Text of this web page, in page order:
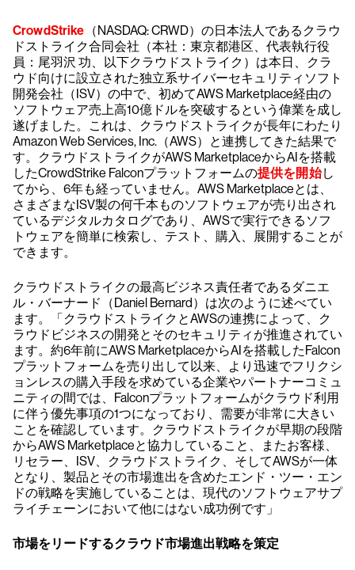
CrowdStrike （NASDAQ: CRWD）の日本法人であるクラウ
ドストライク合同会社（本社：東京都港区、代表執行役
員：尾羽沢 功、以下クラウドストライク）は本日、クラ
ウド向けに設立された独立系サイバーセキュリティソフト
開発会社（ISV）の中で、初めてAWS Marketplace経由の
ソフトウェア売上高10億ドルを突破するという偉業を成し
遂げました。これは、クラウドストライクが長年にわたり
Amazon Web Services, Inc.（AWS）と連携してきた結果で
す。クラウドストライクがAWS MarketplaceからAIを搭載
したCrowdStrike Falconプラットフォームの提供を開始し
てから、6年も経っていません。AWS Marketplaceとは、
さまざまなISV製の何千本ものソフトウェアが売り出され
ているデジタルカタログであり、AWSで実行できるソフ
トウェアを簡単に検索し、テスト、購入、展開することが
できます。
クラウドストライクの最高ビジネス責任者であるダニエ
ル・バーナード（Daniel Bernard）は次のように述べてい
ます。「クラウドストライクとAWSの連携によって、ク
ラウドビジネスの開発とそのセキュリティが推進されてい
ます。約6年前にAWS MarketplaceからAIを搭載したFalcon
プラットフォームを売り出して以来、より迅速でフリクシ
ョンレスの購入手段を求めている企業やパートナーコミュ
ニティの間では、Falconプラットフォームがクラウド利用
に伴う優先事項の1つになっており、需要が非常に大きい
ことを確認しています。クラウドストライクが早期の段階
からAWS Marketplaceと協力していること、またお客様、
リセラー、ISV、クラウドストライク、そしてAWSが一体
となり、製品とその市場進出を含めたエンド・ツー・エン
ドの戦略を実施していることは、現代のソフトウェアサプ
ライチェーンにおいて他にはない成功例です」
市場をリードするクラウド市場進出戦略を策定